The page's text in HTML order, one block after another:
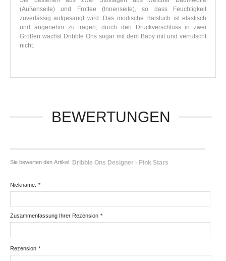
(Außenseite) und Frottee (Innenseite), so dass Feuchtigkeit
zuverlässig aufgesaugt wird. Das modische Halstuch ist elastisch
und angenehm zu tragen, durch den Druckverschluss in zwei
Größen wächst Dribble Ons sogar mit dem Baby mit und verrutscht
nicht.
BEWERTUNGEN
Sie bewerten den Artikel: Dribble Ons Designer - Pink Stars
*
Nickname:
*
Zusammenfassung Ihrer Rezension
*
Rezension